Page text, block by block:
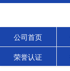
公司首页
荣誉认证